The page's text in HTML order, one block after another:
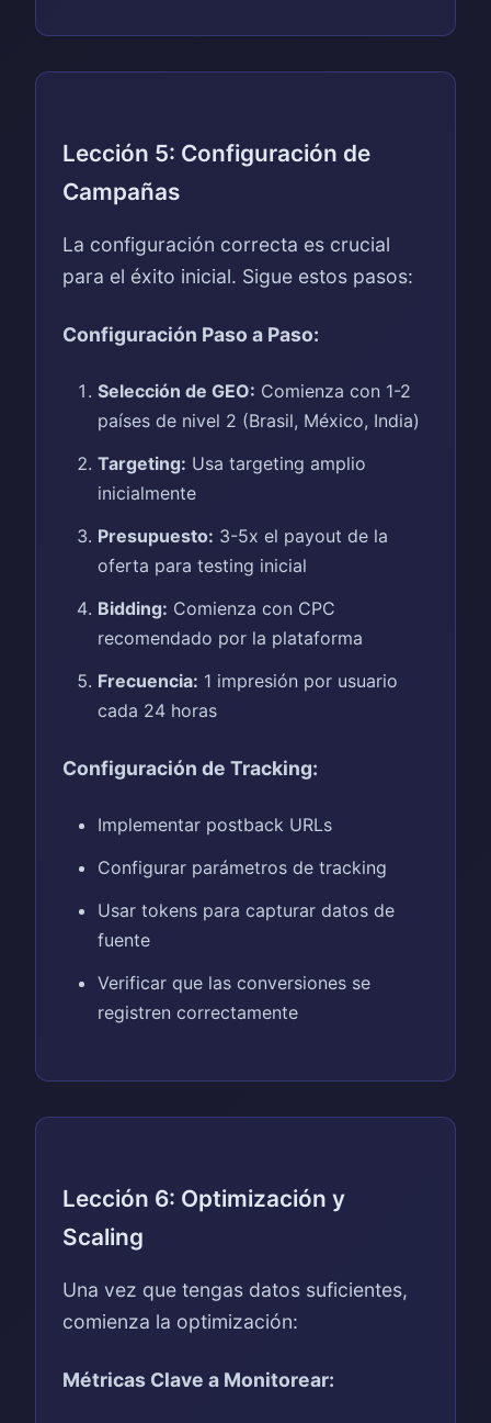
Lección 5: Configuración de
Campañas
La configuración correcta es crucial
para el éxito inicial. Sigue estos pasos:
Configuración Paso a Paso:
Selección de GEO: Comienza con 1-2
países de nivel 2 (Brasil, México, India)
Targeting: Usa targeting amplio
inicialmente
Presupuesto: 3-5x el payout de la
oferta para testing inicial
Bidding: Comienza con CPC
recomendado por la plataforma
Frecuencia: 1 impresión por usuario
cada 24 horas
Configuración de Tracking:
Implementar postback URLs
Configurar parámetros de tracking
Usar tokens para capturar datos de
fuente
Verificar que las conversiones se
registren correctamente
Lección 6: Optimización y
Scaling
Una vez que tengas datos suficientes,
comienza la optimización:
Métricas Clave a Monitorear: